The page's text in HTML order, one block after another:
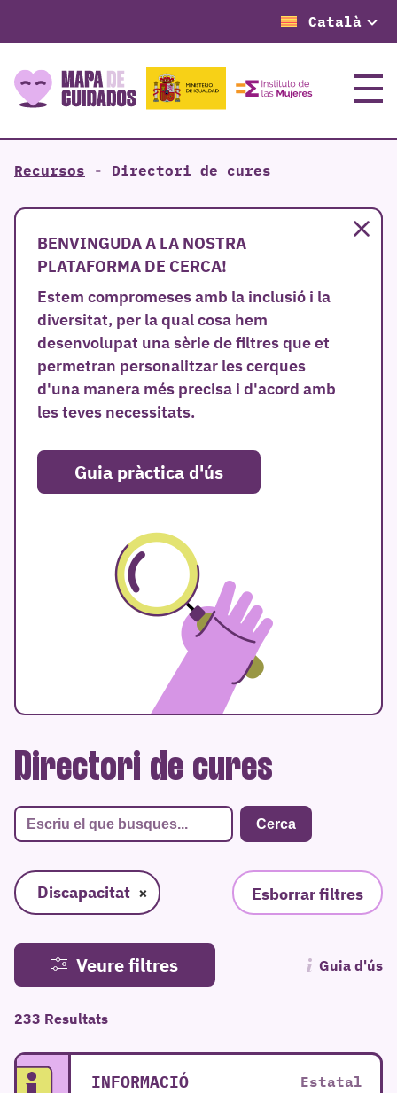
Català
Menú
Recursos - Directori de cures
BENVINGUDA A LA NOSTRA
PLATAFORMA DE CERCA!
Estem compromeses amb la inclusió i la
diversitat, per la qual cosa hem
desenvolupat una sèrie de filtres que et
permetran personalitzar les cerques
d'una manera més precisa i d'acord amb
les teves necessitats.
Guia pràctica d'ús
Directori de cures
Discapacitat × Esborrar filtres
Veure filtres Guia d'ús
233 Resultats
INFORMACIÓ Estatal